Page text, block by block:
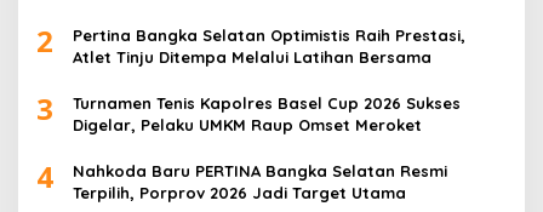
2
Pertina Bangka Selatan Optimistis Raih Prestasi,
Atlet Tinju Ditempa Melalui Latihan Bersama
3
Turnamen Tenis Kapolres Basel Cup 2026 Sukses
Digelar, Pelaku UMKM Raup Omset Meroket
4
Nahkoda Baru PERTINA Bangka Selatan Resmi
Terpilih, Porprov 2026 Jadi Target Utama